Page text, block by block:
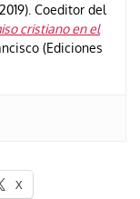
Coeditor del
cristiano en el
(Ediciones
X